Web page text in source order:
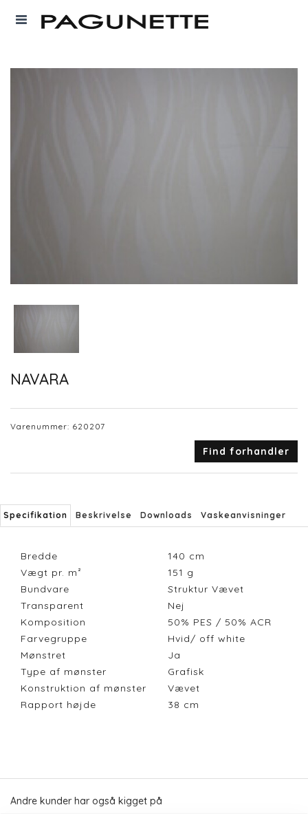
NAVARA
Varenummer: 620207
Find forhandler
Specifikation Beskrivelse Downloads Vaskeanvisninger
Bredde 140 cm
Vægt pr. m²
151 g
Bundvare
Struktur Vævet
Transparent
Nej
Komposition
50% PES / 50% ACR
Farvegruppe
Hvid/ off white
Mønstret
Ja
Type af mønster
Grafisk
Konstruktion af mønster
Vævet
Rapport højde
38 cm
Andre kunder har også kigget på